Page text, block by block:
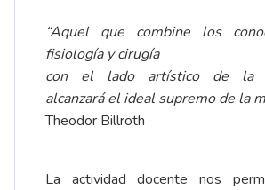
“Aquel que combine los
fisiología y cirugía
con el lado artístico de la
alcanzará el ideal supremo de la
Theodor Billroth
La actividad docente nos